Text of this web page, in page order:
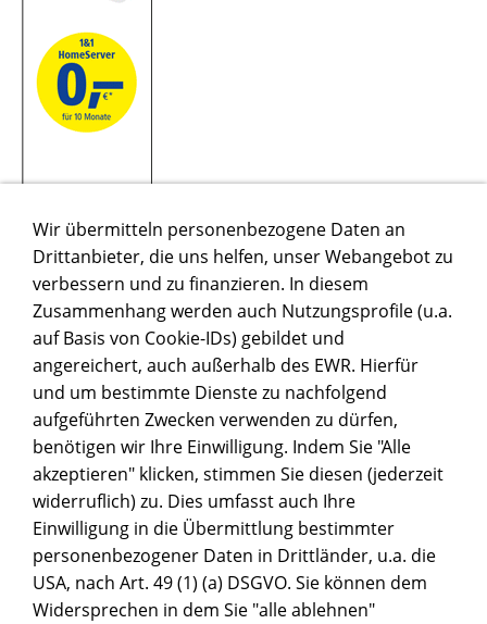
QUOOKER
Wir übermitteln personenbezogene Daten an
Drittanbieter, die uns helfen, unser Webangebot zu
verbessern und zu finanzieren. In diesem
Zusammenhang werden auch Nutzungsprofile (u.a.
auf Basis von Cookie-IDs) gebildet und
angereichert, auch außerhalb des EWR. Hierfür
und um bestimmte Dienste zu nachfolgend
aufgeführten Zwecken verwenden zu dürfen,
benötigen wir Ihre Einwilligung. Indem Sie "Alle
akzeptieren" klicken, stimmen Sie diesen (jederzeit
widerruflich) zu. Dies umfasst auch Ihre
Einwilligung in die Übermittlung bestimmter
personenbezogener Daten in Drittländer, u.a. die
USA, nach Art. 49 (1) (a) DSGVO. Sie können dem
Widersprechen in dem Sie "alle ablehnen"